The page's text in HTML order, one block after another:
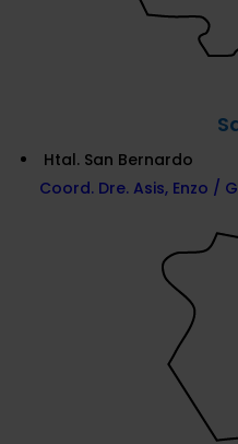
Htal. San Bernardo
Coord. Dre. Asis, Enzo /